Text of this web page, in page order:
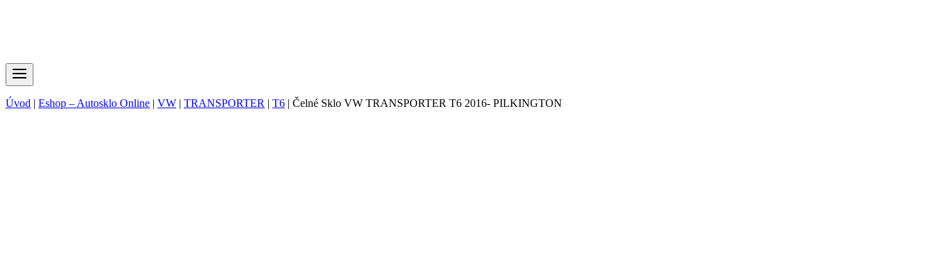
Úvod | Eshop – Autosklo Online | VW | TRANSPORTER | T6 | Čelné Sklo VW TRANSPORTER T6 2016- PILKINGTON